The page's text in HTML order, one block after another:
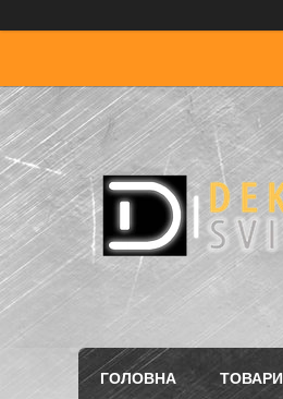
ГОЛОВНА ТОВАРИ